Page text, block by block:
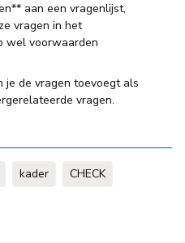
aan een vragenlijst,
vragen in het
wel voorwaarden
je de vragen toevoegt als
vragen.
kader CHECK